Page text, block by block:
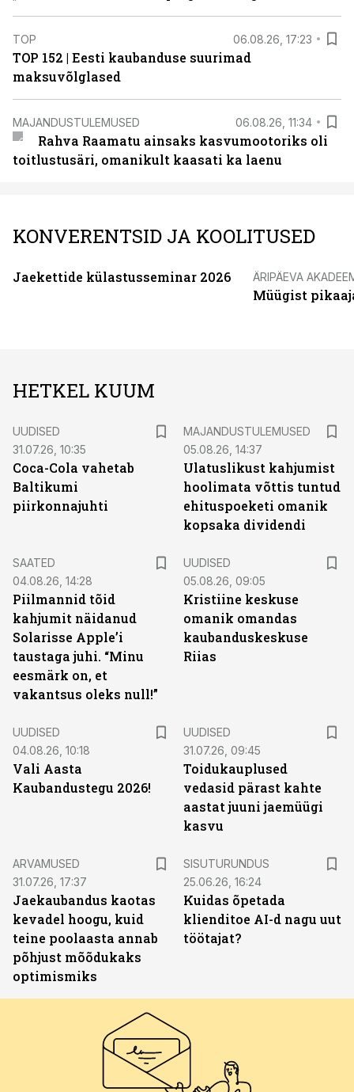
TOP 06.08.26, 17:23
TOP 152 | Eesti kaubanduse suurimad
maksuvõlglased
MAJANDUSTULEMUSED 06.08.26, 11:34
Rahva Raamatu ainsaks kasvumootoriks oli
toitlustusäri, omanikult kaasati ka laenu
KONVERENTSID JA KOOLITUSED
Jaekettide külastusseminar 2026 ÄRIPÄEVA
Müügist
HETKEL KUUM
UUDISED
31.07.26, 10:35
Coca-Cola vahetab
Baltikumi
piirkonnajuhti
MAJANDUSTULEMUSED
05.08.26, 14:37
Ulatuslikust kahjumist
hoolimata võttis tuntud
ehituspoeketi omanik
kopsaka dividendi
SAATED
04.08.26, 14:28
Piilmannid tõid
kahjumit näidanud
Solarisse Apple’i
taustaga juhi. “Minu
eesmärk on, et
vakantsus oleks null!”
UUDISED
05.08.26, 09:05
Kristiine keskuse
omanik omandas
kaubanduskeskuse
Riias
UUDISED
04.08.26, 10:18
Vali Aasta
Kaubandustegu 2026!
UUDISED
31.07.26, 09:45
Toidukauplused
vedasid pärast kahte
aastat juuni jaemüügi
kasvu
ARVAMUSED
31.07.26, 17:37
Jaekaubandus kaotas
kevadel hoogu, kuid
teine poolaasta annab
põhjust mõõdukaks
optimismiks
SISUTURUNDUS
25.06.26, 16:24
Kuidas õpetada
klienditoe AI-d nagu uut
töötajat?